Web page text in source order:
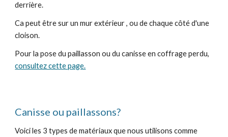
derrière.
Ca peut être sur un mur extérieur , ou de chaque côté d'une
cloison.
Pour la pose du paillasson ou du canisse en coffrage perdu,
consultez cette page.
Canisse ou paillassons?
Voici les 3 types de matériaux que nous utilisons comme